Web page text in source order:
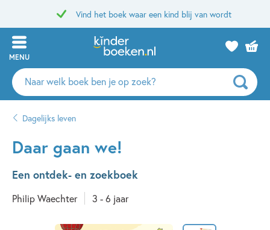
Vind het boek waar een kind blij van wordt
MENU
Zoeken
naar
auteurs
uitgevers
Dagelijks leven
Daar gaan we!
Een ontdek- en zoekboek
Philip Waechter 3 - 6 jaar